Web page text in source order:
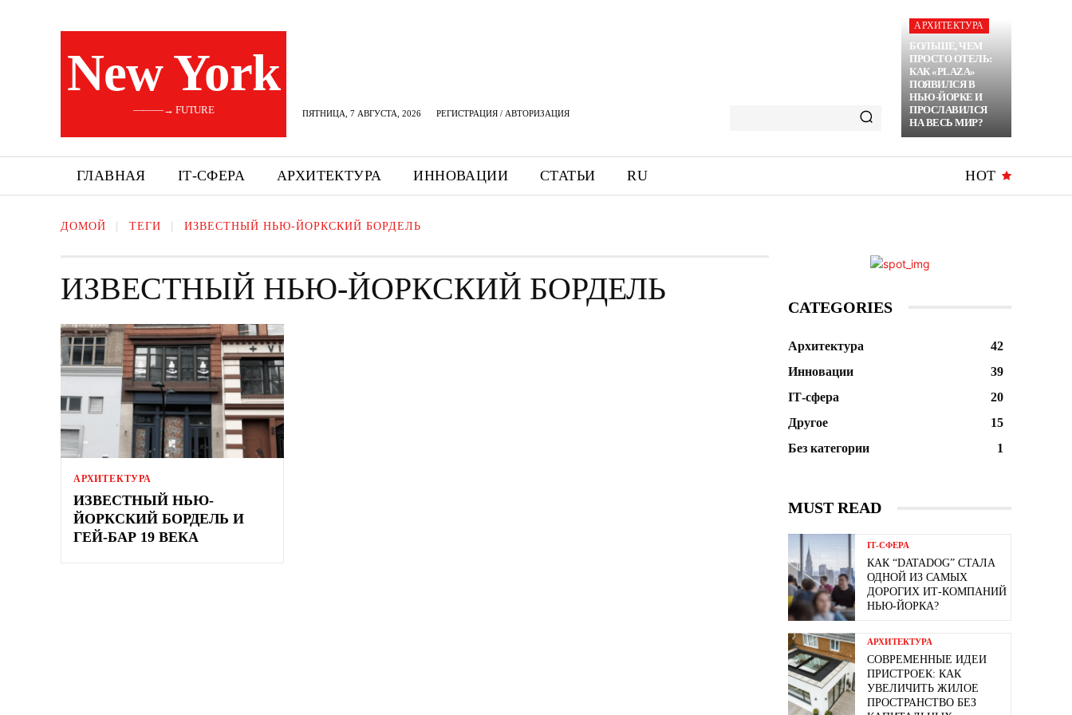
New York
———→ FUTURE ПЯТНИЦА, 7 АВГУСТА, 2026 РЕГИСТРАЦИЯ / АВТОРИЗАЦИЯ
АРХИТЕКТУРА
БОЛЬШЕ, ЧЕМ
ПРОСТО ОТЕЛЬ:
КАК «PLAZA»
ПОЯВИЛСЯ В
НЬЮ-ЙОРКЕ И
ПРОСЛАВИЛСЯ
НА ВЕСЬ МИР?
ГЛАВНАЯ ІТ-СФЕРА АРХИТЕКТУРА ИННОВАЦИИ СТАТЬИ RU HOT
ДОМОЙ ТЕГИ ИЗВЕСТНЫЙ НЬЮ-ЙОРКСКИЙ БОРДЕЛЬ
ИЗВЕСТНЫЙ НЬЮ-ЙОРКСКИЙ БОРДЕЛЬ
АРХИТЕКТУРА
ИЗВЕСТНЫЙ НЬЮ-
ЙОРКСКИЙ БОРДЕЛЬ И
ГЕЙ-БАР 19 ВЕКА
CATEGORIES
Архитектура
42
Инновации
39
ІТ-сфера
20
Другое
15
Без категории
1
MUST READ
ІТ-СФЕРА
КАК “DATADOG” СТАЛА
ОДНОЙ ИЗ САМЫХ
ДОРОГИХ ИТ-КОМПАНИЙ
НЬЮ-ЙОРКА?
АРХИТЕКТУРА
СОВРЕМЕННЫЕ ИДЕИ
ПРИСТРОЕК: КАК
УВЕЛИЧИТЬ ЖИЛОЕ
ПРОСТРАНСТВО БЕЗ